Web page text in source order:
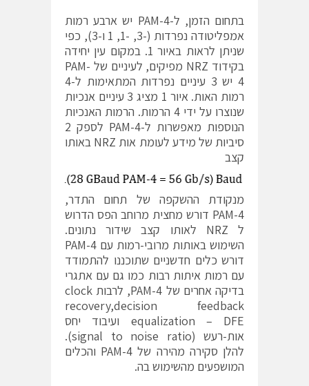
בתחום הזמן, ל-PAM-4 יש ארבע רמות
אמפליטודה נפרדות (-3, -1, 1 ו-3), כפי
שניתן לראות באיור 1. במקום עין יחידה
בקידוד NRZ מפיקים, לעיניים של PAM-
4 יש 3 עיניים נפרדות המתאימות ל-4
רמות האות. איור 1 מציג 3 עיניים אנכיות
שנוצרו על ידי 4 הרמות. הרמות האנכיות
הנוספות מאפשרות ל-PAM-4 לספק 2
סיביות של מידע לעומת אות NRZ באותו
קצב
מנקודת ההשקפה של תחום התדר,
PAM-4 דורש מחצית מרוחב הפס הדרוש
ל NRZ לאותו קצב שידור נתונים.
השימוש באותות מרובי-רמות עם PAM-4
דורש כלים חדשניים שתוכננו להתמודד
עם רמות איתות רבות כמו גם עם אתגרי
בדיקה אחרים של PAM-4, לרבות clock
recovery,decision feedback
equalization – DFE ועיבוד יחס
אות-רעש (signal to noise ratio).
להלן סקירה מהירה של PAM-4 והכלים
המושפעים מהשימוש בה.